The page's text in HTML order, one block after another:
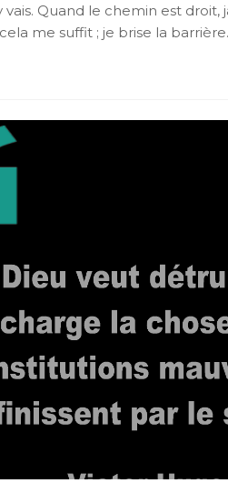
vais. Quand le chemin est
me suffit ; je brise la